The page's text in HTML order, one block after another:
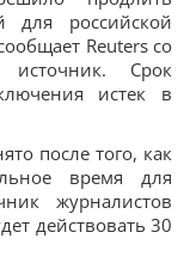
для российской
Reuters со
Срок
истек в
после того, как
время для
журналистов
действовать 30